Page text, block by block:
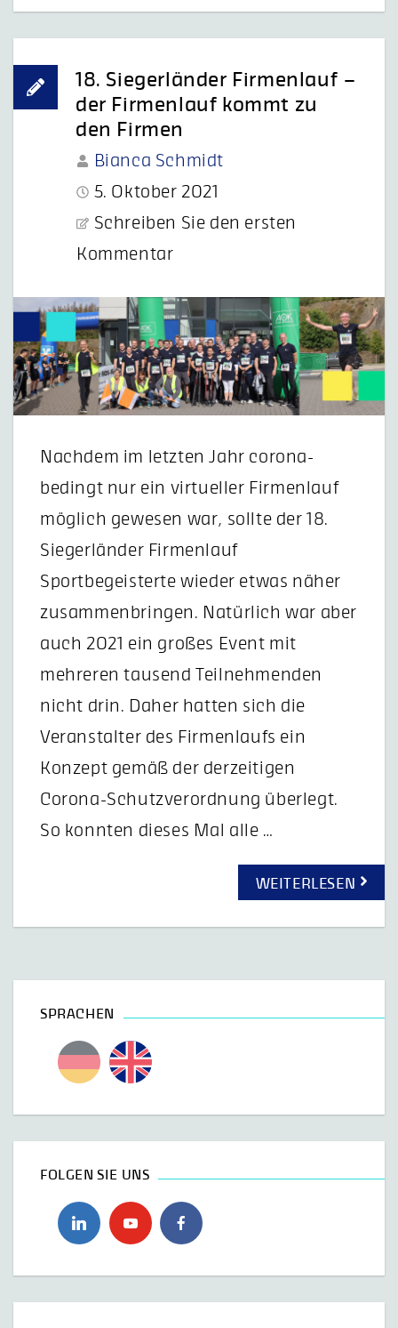
18. Siegerländer Firmenlauf –
der Firmenlauf kommt zu
den Firmen
Bianca Schmidt
5. Oktober 2021
Schreiben Sie den ersten
Kommentar
Nachdem im letzten Jahr corona-
bedingt nur ein virtueller Firmenlauf
möglich gewesen war, sollte der 18.
Siegerländer Firmenlauf
Sportbegeisterte wieder etwas näher
zusammenbringen. Natürlich war aber
auch 2021 ein großes Event mit
mehreren tausend Teilnehmenden
nicht drin. Daher hatten sich die
Veranstalter des Firmenlaufs ein
Konzept gemäß der derzeitigen
Corona-Schutzverordnung überlegt.
So konnten dieses Mal alle …
WEITERLESEN
SPRACHEN
FOLGEN SIE UNS